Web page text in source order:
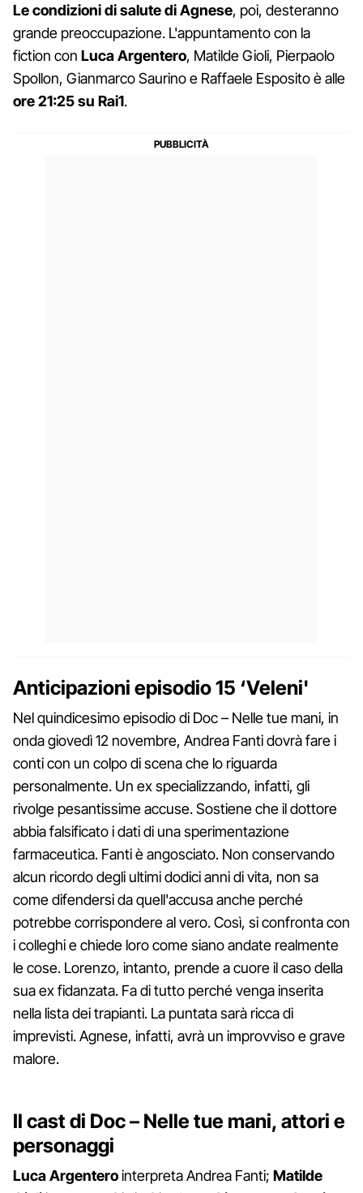
Le condizioni di salute di Agnese, poi, desteranno
grande preoccupazione. L'appuntamento con la
fiction con Luca Argentero, Matilde Gioli, Pierpaolo
Spollon, Gianmarco Saurino e Raffaele Esposito è alle
ore 21:25 su Rai1.
Anticipazioni episodio 15 ‘Veleni'
Nel quindicesimo episodio di Doc – Nelle tue mani, in
onda giovedì 12 novembre, Andrea Fanti dovrà fare i
conti con un colpo di scena che lo riguarda
personalmente. Un ex specializzando, infatti, gli
rivolge pesantissime accuse. Sostiene che il dottore
abbia falsificato i dati di una sperimentazione
farmaceutica. Fanti è angosciato. Non conservando
alcun ricordo degli ultimi dodici anni di vita, non sa
come difendersi da quell'accusa anche perché
potrebbe corrispondere al vero. Così, si confronta con
i colleghi e chiede loro come siano andate realmente
le cose. Lorenzo, intanto, prende a cuore il caso della
sua ex fidanzata. Fa di tutto perché venga inserita
nella lista dei trapianti. La puntata sarà ricca di
imprevisti. Agnese, infatti, avrà un improvviso e grave
malore.
Il cast di Doc – Nelle tue mani, attori e
personaggi
Luca Argenterointerpreta Andrea Fanti; Matilde